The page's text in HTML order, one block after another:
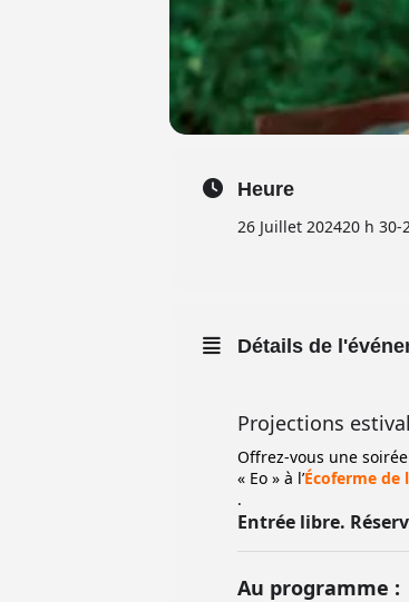
Heure
26 Juillet 202420 h 30-
Détails de
Projections
Offrez-vous une
« Eo » à l’Écoferme de
.
Entrée libre.
Au programme :